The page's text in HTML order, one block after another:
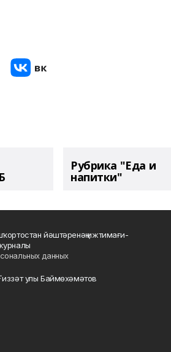
Рубрика "Еда и
напитки"
йәштәренәң ижтимағи-
данных
улы Баймөхәмәтов